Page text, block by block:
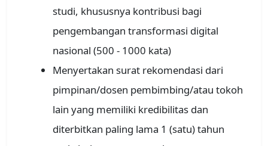
studi, khususnya kontribusi bagi
pengembangan transformasi digital
nasional (500 - 1000 kata)
Menyertakan surat rekomendasi dari
pimpinan/dosen pembimbing/atau tokoh
lain yang memiliki kredibilitas dan
diterbitkan paling lama 1 (satu) tahun